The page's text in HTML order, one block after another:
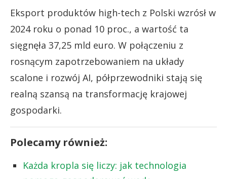
Eksport produktów high-tech z Polski wzrósł w
2024 roku o ponad 10 proc., a wartość ta
sięgnęła 37,25 mld euro. W połączeniu z
rosnącym zapotrzebowaniem na układy
scalone i rozwój AI, półprzewodniki stają się
realną szansą na transformację krajowej
gospodarki.
Polecamy również:
Każda kropla się liczy: jak technologia